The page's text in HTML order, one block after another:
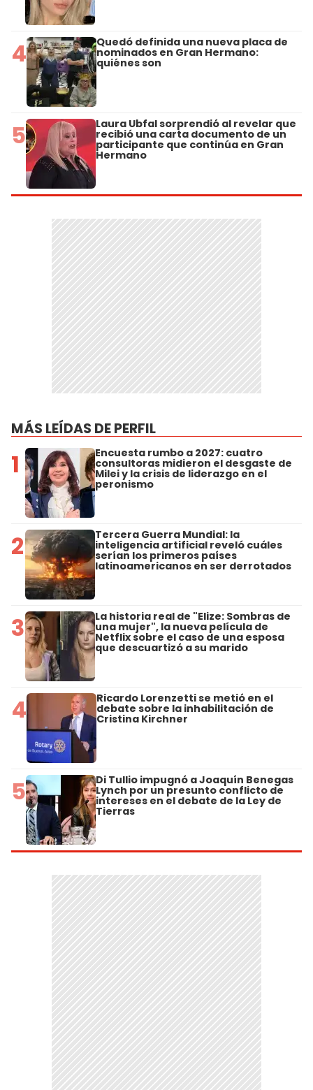
4 Quedó definida una nueva placa de
nominados en Gran Hermano:
quiénes son
5 Laura Ubfal sorprendió al revelar que
recibió una carta documento de un
participante que continúa en Gran
Hermano
MÁS LEÍDAS DE PERFIL
1 Encuesta rumbo a 2027: cuatro
consultoras midieron el desgaste de
Milei y la crisis de liderazgo en el
peronismo
2 Tercera Guerra Mundial: la
inteligencia artificial reveló cuáles
serían los primeros países
latinoamericanos en ser derrotados
3 La historia real de "Elize: Sombras de
una mujer", la nueva película de
Netflix sobre el caso de una esposa
que descuartizó a su marido
4 Ricardo Lorenzetti se metió en el
debate sobre la inhabilitación de
Cristina Kirchner
5 Di Tullio impugnó a Joaquín Benegas
Lynch por un presunto conflicto de
intereses en el debate de la Ley de
Tierras